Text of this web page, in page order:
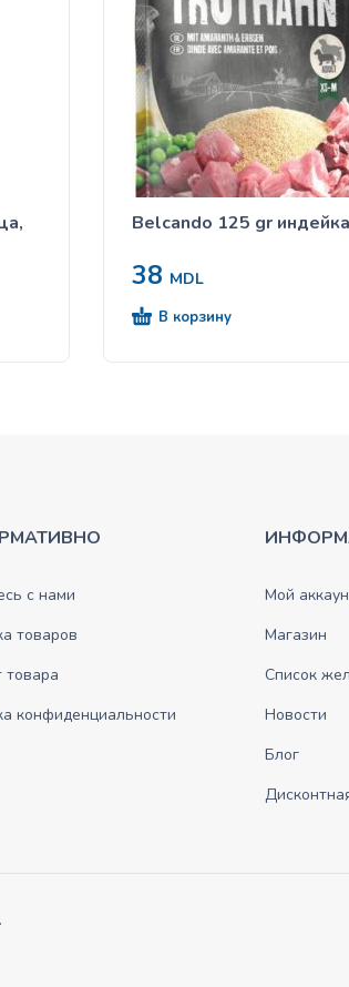
Belcando 125 gr индейка
38 MDL
В корзину
с нами
товаров
товара
конфиденциальности
Мой
Магазин
Список
Новости
Блог